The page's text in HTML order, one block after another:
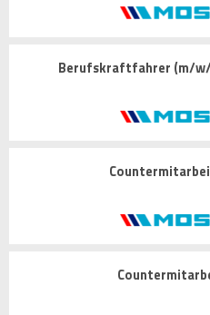
Berufskraftfahrer (m/